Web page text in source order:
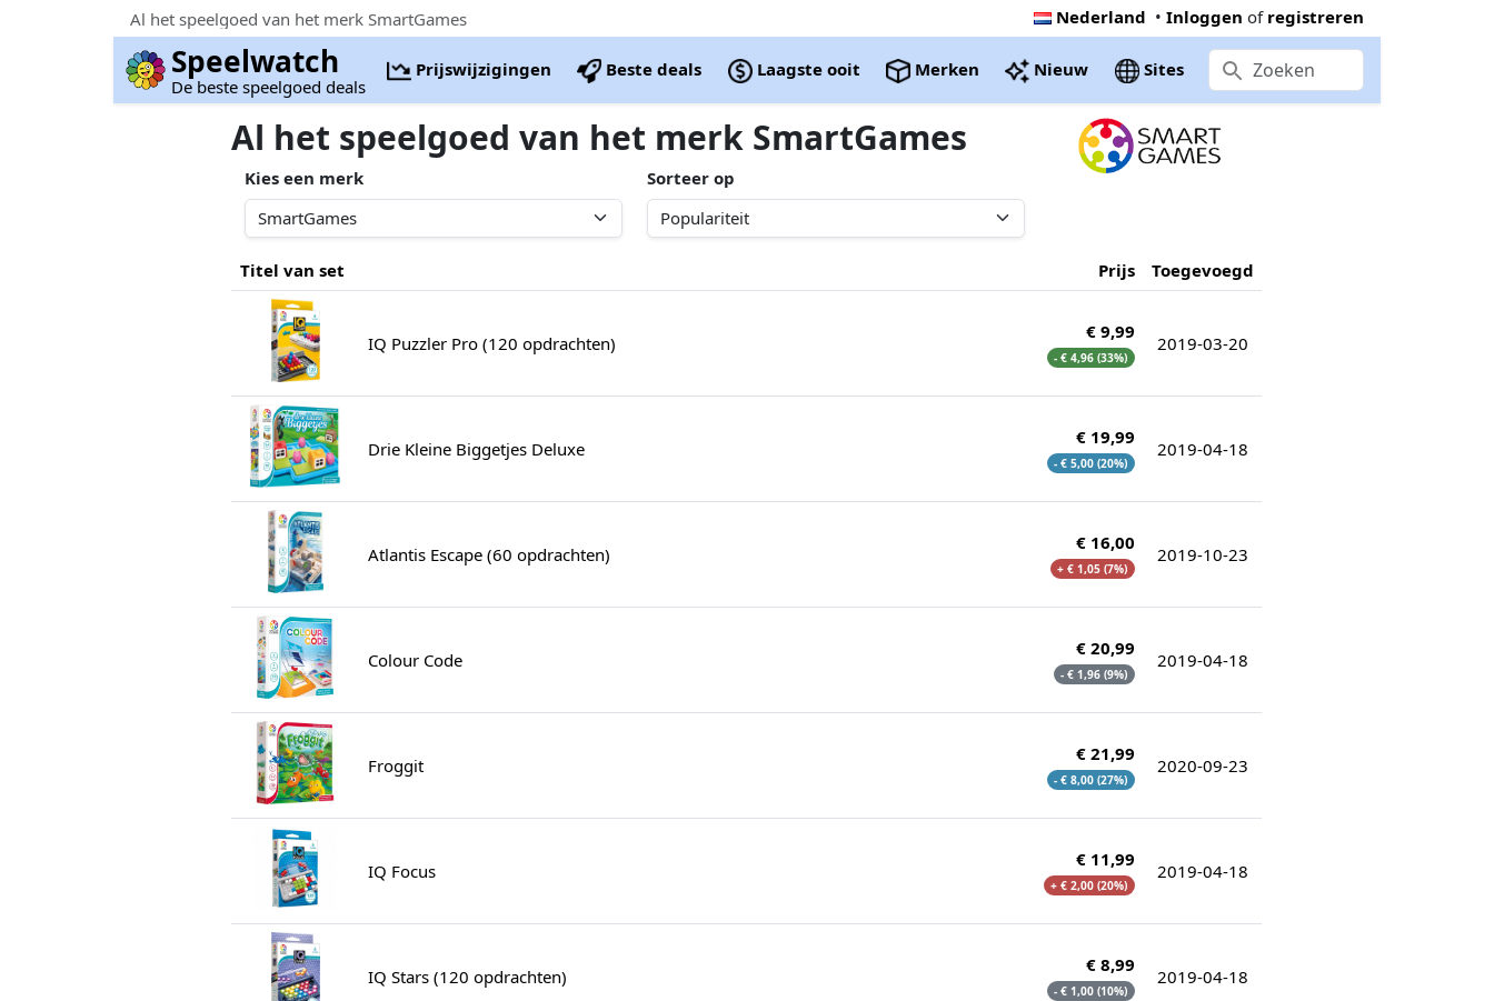
Al het speelgoed van het merk SmartGames Nederland • Inloggen of registreren
Speelwatch
De beste speelgoed deals
Prijswijzigingen Beste deals Laagste ooit Merken Nieuw Sites
Al het speelgoed van het merk SmartGames
Kies een merk Sorteer op
Titel van set Prijs Toegevoegd
IQ Puzzler Pro (120 opdrachten)
€ 9,99
- € 4,96 (33%)
2019-03-20
Drie Kleine Biggetjes Deluxe
€ 19,99
- € 5,00 (20%)
2019-04-18
Atlantis Escape (60 opdrachten)
€ 16,00
+ € 1,05 (7%)
2019-10-23
Colour Code
€ 20,99
- € 1,96 (9%)
2019-04-18
Froggit
€ 21,99
- € 8,00 (27%)
2020-09-23
IQ Focus
€ 11,99
+ € 2,00 (20%)
2019-04-18
IQ Stars (120 opdrachten)
€ 8,99
- € 1,00 (10%)
2019-04-18